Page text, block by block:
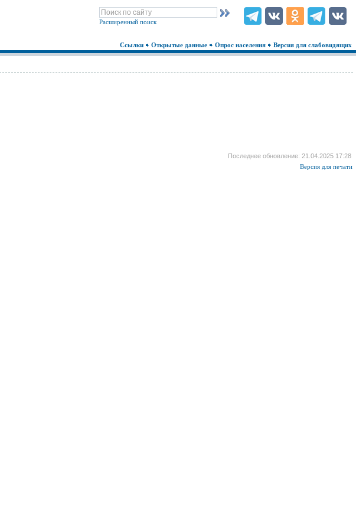
Расширенный поиск
Ссылки Открытые данные Опрос населения Версия для слабовидящих
Последнее обновление: 21.04.2025 17:28
Версия для печати